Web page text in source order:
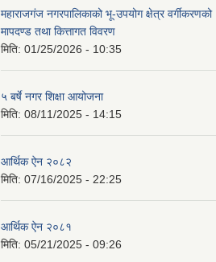
महाराजगंज नगरपालिकाको भू-उपयोग क्षेत्र वर्गीकरणको
मापदण्ड तथा कित्तागत विवरण
मिति: 01/25/2026 - 10:35
५ बर्षे नगर शिक्षा आयोजना
मिति: 08/11/2025 - 14:15
आर्थिक ऐन २०८२
मिति: 07/16/2025 - 22:25
आर्थिक ऐन २०८१
मिति: 05/21/2025 - 09:26